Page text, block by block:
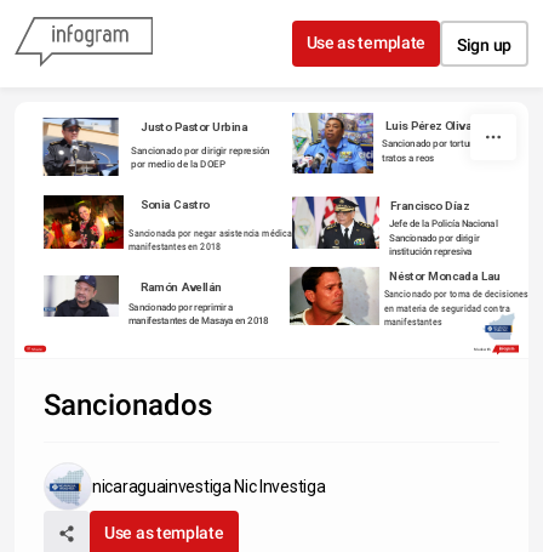
Skip to content
Use as template Sign up
Luis Pérez Olivas
Justo Pastor Urbina
Sancionado por torturas y malos
tratos a reos
Sancionado por dirigir represión
por medio de la DOEP
Sonia Castro Francisco Díaz
Jefe de la Policía Nacional
Sancionado por dirigir
institución represiva
Sancionada por negar asistencia médica a
manifestantes en 2018
Néstor Moncada Lau
Ramón Avellán
Sancionado por toma de decisiones
en materia de seguridad contra
manifestantes
Sancionado por reprimir a
manifestantes de Masaya en 2018
Share Made with
Sancionados
nicaraguainvestiga Nic Investiga
Use as template